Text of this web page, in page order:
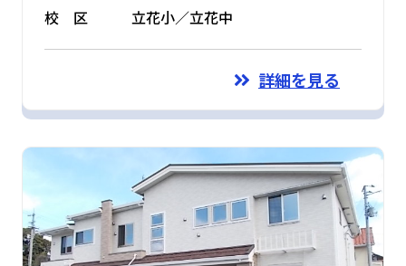
校 区
立花小／立花中
詳細を見る